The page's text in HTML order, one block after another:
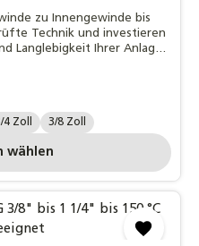
zu Innengewinde bis
Technik und investieren
Langlebigkeit Ihrer Anlage
4 Zoll 3/8 Zoll
wählen